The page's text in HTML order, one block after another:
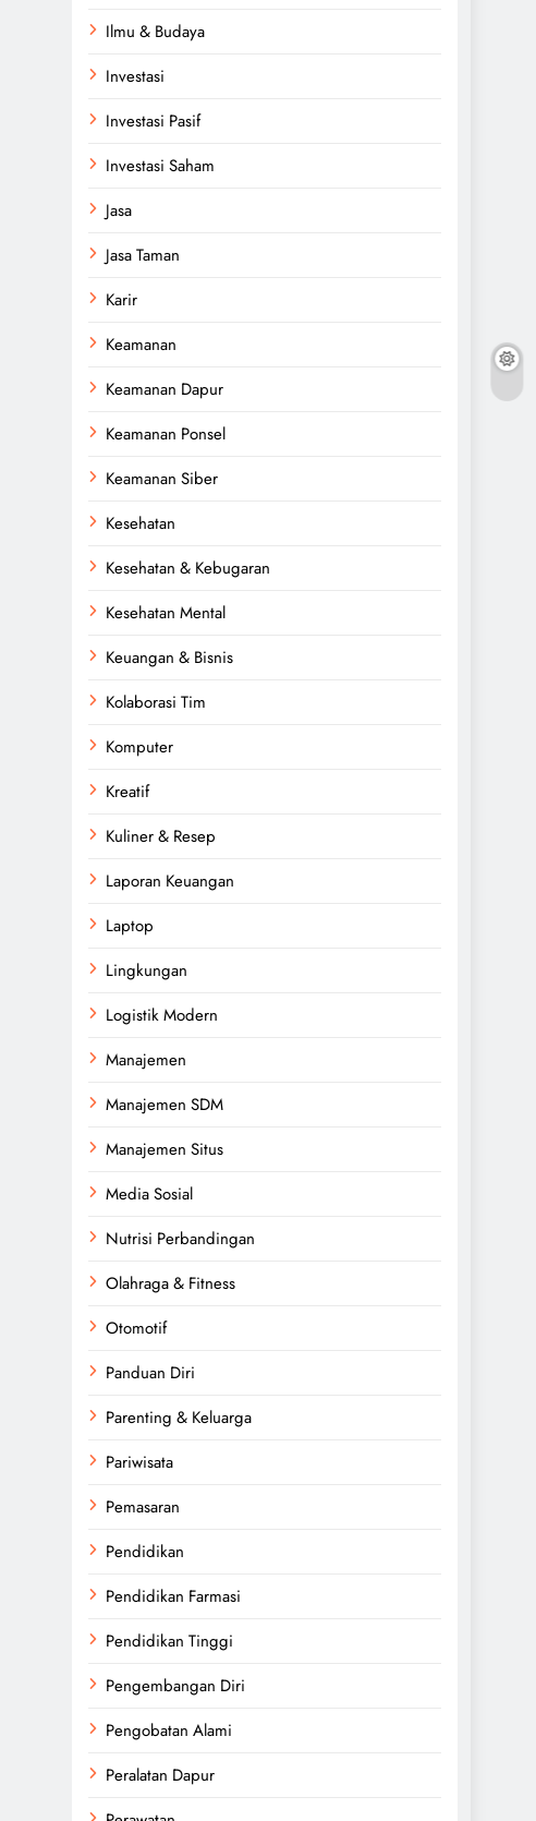
Ilmu & Budaya
Investasi
Investasi Pasif
Investasi Saham
Jasa
Jasa Taman
Karir
Keamanan
Keamanan Dapur
Keamanan Ponsel
Keamanan Siber
Kesehatan
Kesehatan & Kebugaran
Kesehatan Mental
Keuangan & Bisnis
Kolaborasi Tim
Komputer
Kreatif
Kuliner & Resep
Laporan Keuangan
Laptop
Lingkungan
Logistik Modern
Manajemen
Manajemen SDM
Manajemen Situs
Media Sosial
Nutrisi Perbandingan
Olahraga & Fitness
Otomotif
Panduan Diri
Parenting & Keluarga
Pariwisata
Pemasaran
Pendidikan
Pendidikan Farmasi
Pendidikan Tinggi
Pengembangan Diri
Pengobatan Alami
Peralatan Dapur